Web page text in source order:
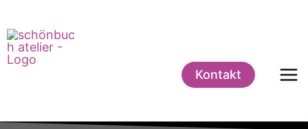
springen
Kontakt